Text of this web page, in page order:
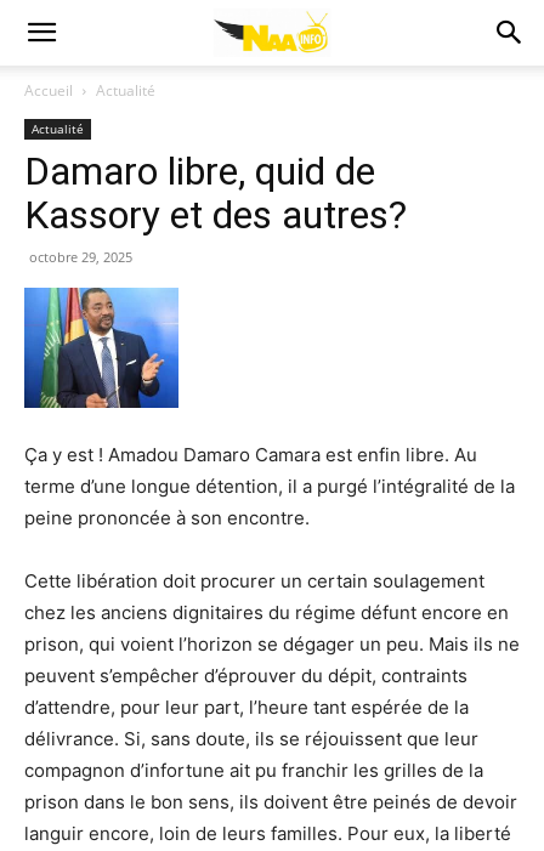
Accueil Actualité
Actualité
Damaro libre, quid de
Kassory et des autres?
octobre 29, 2025
Ça y est ! Amadou Damaro Camara est enfin libre. Au
terme d’une longue détention, il a purgé l’intégralité de la
peine prononcée à son encontre.
Cette libération doit procurer un certain soulagement
chez les anciens dignitaires du régime défunt encore en
prison, qui voient l’horizon se dégager un peu. Mais ils ne
peuvent s’empêcher d’éprouver du dépit, contraints
d’attendre, pour leur part, l’heure tant espérée de la
délivrance. Si, sans doute, ils se réjouissent que leur
compagnon d’infortune ait pu franchir les grilles de la
prison dans le bon sens, ils doivent être peinés de devoir
languir encore, loin de leurs familles. Pour eux, la liberté